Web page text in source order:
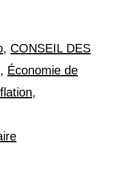
, CONSEIL DES
, Économie de
,